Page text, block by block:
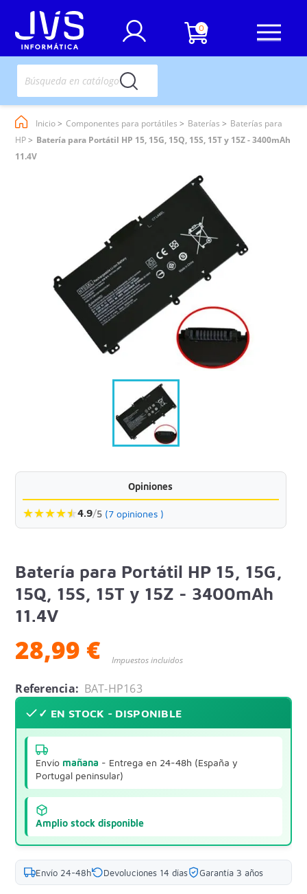
0
Inicio Componentes para portátiles Baterías
Baterías para
HP
Batería para Portátil HP 15, 15G, 15Q, 15S, 15T y 15Z - 3400mAh
11.4V
Opiniones
★★★★★
★4.9/5 (7 opiniones )
Batería para Portátil HP 15, 15G,
15Q, 15S, 15T y 15Z - 3400mAh
11.4V
28,99 € Impuestos incluidos
Referencia: BAT-HP163
✓ EN STOCK - DISPONIBLE
Envío mañana - Entrega en 24-48h (España y
Portugal peninsular)
Amplio stock disponible
Envío 24-48h Devoluciones 14 días Garantía 3 años